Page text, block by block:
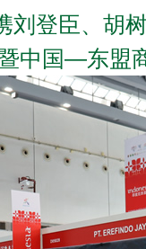
刘登臣、胡
中国—东盟